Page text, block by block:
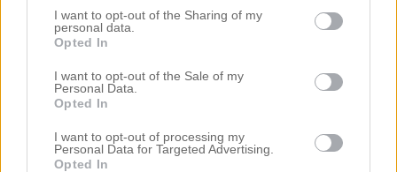
I want to opt-out of the Sharing of my
personal data.
Opted In
I want to opt-out of the Sale of my
Personal Data.
Opted In
I want to opt-out of processing my
Personal Data for Targeted Advertising.
Opted In
Share this article - choose your platform: